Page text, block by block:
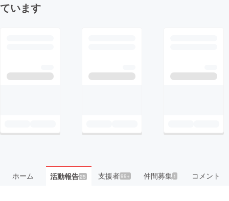
ています
ホーム 活動報告25 支援者99+ 仲間募集 1 コメント